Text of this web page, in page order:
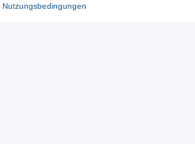
Nutzungsbedingungen